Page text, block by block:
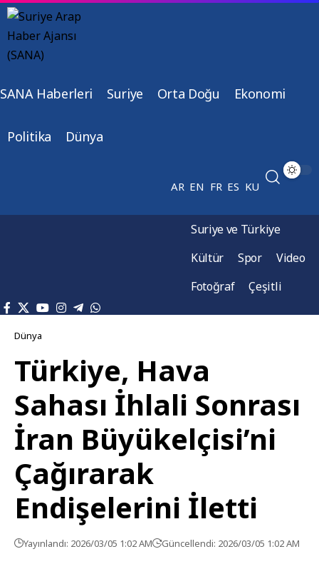
SANA Haberleri Suriye Orta Doğu Ekonomi
Politika Dünya
AR EN FR ES KU
Suriye ve Türkiye
Kültür
Spor
Video
Fotoğraf
Çeşitli
Dünya
Türkiye, Hava
Sahası İhlali Sonrası
İran Büyükelçisi’ni
Çağırarak
Endişelerini İletti
Yayınlandı: 2026/03/05 1:02 AM Güncellendi: 2026/03/05 1:02 AM